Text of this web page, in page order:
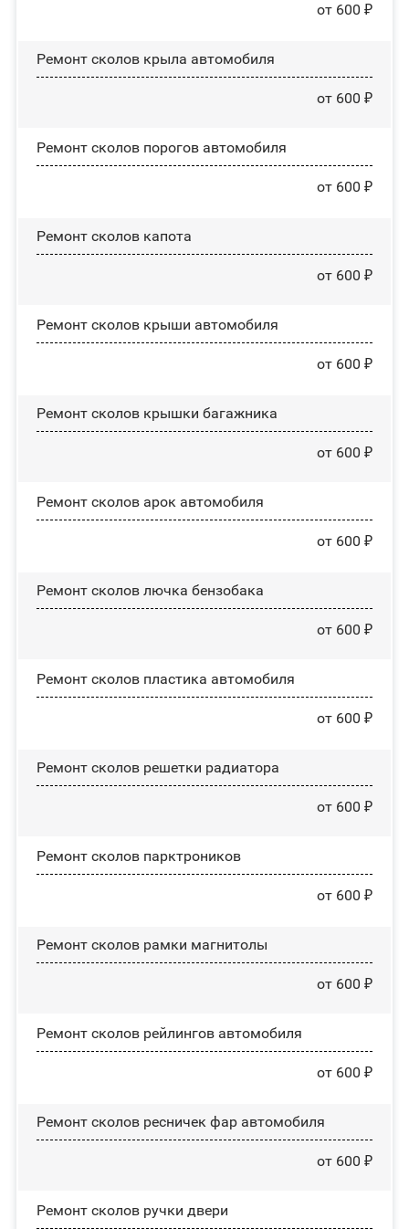
от 600 ₽
Ремонт сколов крыла автомобиля
от 600 ₽
Ремонт сколов порогов автомобиля
от 600 ₽
Ремонт сколов капота
от 600 ₽
Ремонт сколов крыши автомобиля
от 600 ₽
Ремонт сколов крышки багажника
от 600 ₽
Ремонт сколов арок автомобиля
от 600 ₽
Ремонт сколов лючка бензобака
от 600 ₽
Ремонт сколов пластика автомобиля
от 600 ₽
Ремонт сколов решетки радиатора
от 600 ₽
Ремонт сколов парктроников
от 600 ₽
Ремонт сколов рамки магнитолы
от 600 ₽
Ремонт сколов рейлингов автомобиля
от 600 ₽
Ремонт сколов ресничек фар автомобиля
от 600 ₽
Ремонт сколов ручки двери